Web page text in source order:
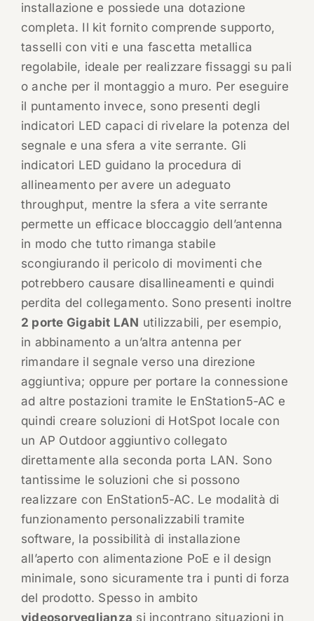
installazione e possiede una dotazione
completa. Il kit fornito comprende supporto,
tasselli con viti e una fascetta metallica
regolabile, ideale per realizzare fissaggi su pali
o anche per il montaggio a muro. Per eseguire
il puntamento invece, sono presenti degli
indicatori LED capaci di rivelare la potenza del
segnale e una sfera a vite serrante. Gli
indicatori LED guidano la procedura di
allineamento per avere un adeguato
throughput, mentre la sfera a vite serrante
permette un efficace bloccaggio dell’antenna
in modo che tutto rimanga stabile
scongiurando il pericolo di movimenti che
potrebbero causare disallineamenti e quindi
perdita del collegamento. Sono presenti inoltre
2 porte Gigabit LAN utilizzabili, per esempio,
in abbinamento a un’altra antenna per
rimandare il segnale verso una direzione
aggiuntiva; oppure per portare la connessione
ad altre postazioni tramite le EnStation5-AC e
quindi creare soluzioni di HotSpot locale con
un AP Outdoor aggiuntivo collegato
direttamente alla seconda porta LAN. Sono
tantissime le soluzioni che si possono
realizzare con EnStation5-AC. Le modalità di
funzionamento personalizzabili tramite
software, la possibilità di installazione
all’aperto con alimentazione PoE e il design
minimale, sono sicuramente tra i punti di forza
del prodotto. Spesso in ambito
videosorveglianza si incontrano situazioni in